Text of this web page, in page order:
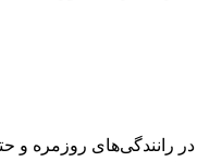
روزمره و حتی